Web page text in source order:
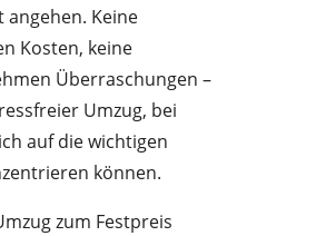
angehen. Keine
Kosten, keine
Überraschungen –
Umzug, bei
auf die wichtigen
können.
zum Festpreis